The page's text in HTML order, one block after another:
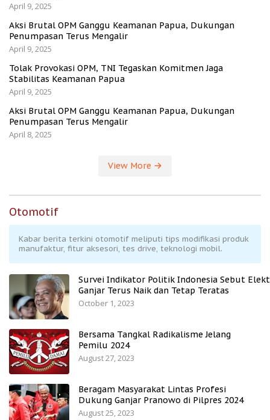
April 9, 2025
Aksi Brutal OPM Ganggu Keamanan Papua, Dukungan
Penumpasan Terus Mengalir
April 9, 2025
Tolak Provokasi OPM, TNI Tegaskan Komitmen Jaga
Stabilitas Keamanan Papua
April 9, 2025
Aksi Brutal OPM Ganggu Keamanan Papua, Dukungan
Penumpasan Terus Mengalir
April 8, 2025
View More
Otomotif
Kabar berita terkini otomotif meliputi tips modifikasi produk
manufaktur, fitur aksesori, tes drive, teknologi mobil.
Survei Indikator Politik Indonesia Sebut
Ganjar Terus Naik dan Tetap Teratas
October 1, 2023
Bersama Tangkal Radikalisme Jelang
Pemilu 2024
August 27, 2023
Beragam Masyarakat Lintas Profesi
Dukung Ganjar Pranowo di Pilpres 2024
August 25, 2023